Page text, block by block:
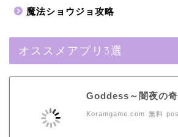
魔法ショウジョ攻略
オススメアプリ3選
Goddess～闇夜の奇
Koramgame.com 無料